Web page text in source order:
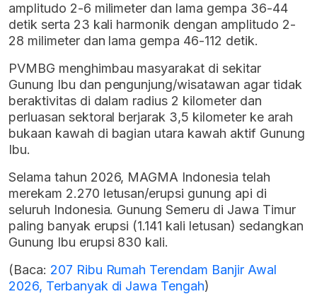
amplitudo 2-6 milimeter dan lama gempa 36-44
detik serta 23 kali harmonik dengan amplitudo 2-
28 milimeter dan lama gempa 46-112 detik.
PVMBG menghimbau masyarakat di sekitar
Gunung Ibu dan pengunjung/wisatawan agar tidak
beraktivitas di dalam radius 2 kilometer dan
perluasan sektoral berjarak 3,5 kilometer ke arah
bukaan kawah di bagian utara kawah aktif Gunung
Ibu.
Selama tahun 2026, MAGMA Indonesia telah
merekam 2.270 letusan/erupsi gunung api di
seluruh Indonesia. Gunung Semeru di Jawa Timur
paling banyak erupsi (1.141 kali letusan) sedangkan
Gunung Ibu erupsi 830 kali.
(Baca: 207 Ribu Rumah Terendam Banjir Awal
2026, Terbanyak di Jawa Tengah)